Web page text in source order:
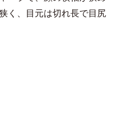
く、目元は切れ長で目尻